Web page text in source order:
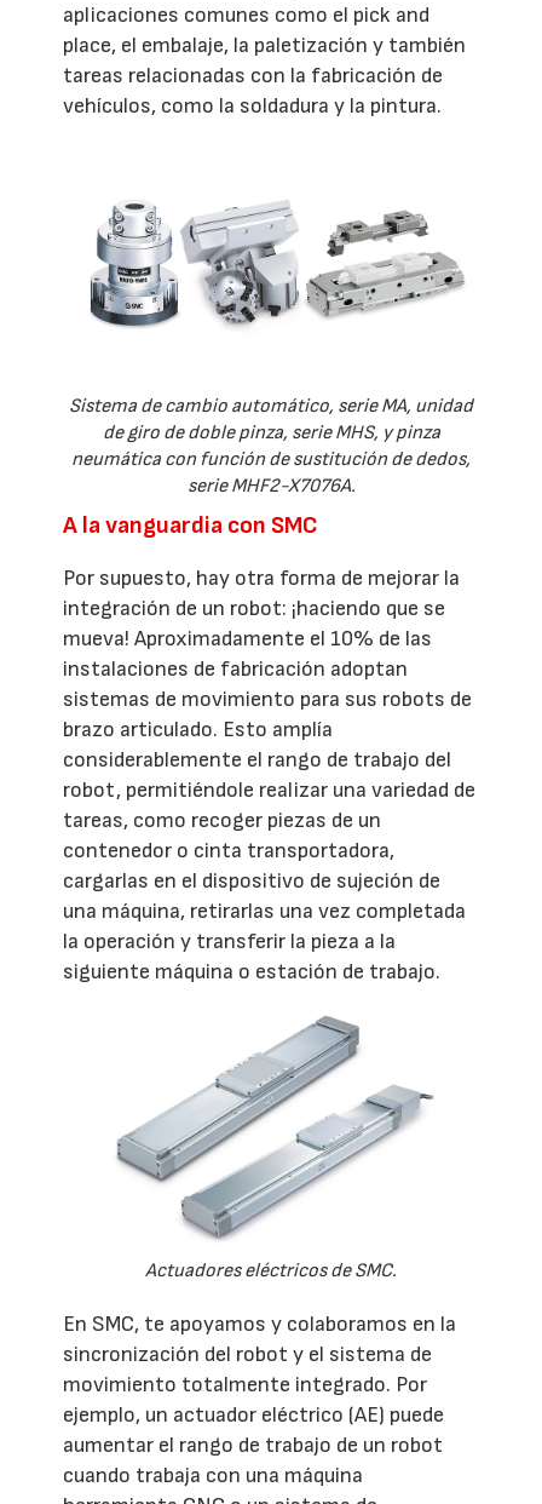
aplicaciones comunes como el pick and
place, el embalaje, la paletización y también
tareas relacionadas con la fabricación de
vehículos, como la soldadura y la pintura.
Sistema de cambio automático, serie MA, unidad
de giro de doble pinza, serie MHS, y pinza
neumática con función de sustitución de dedos,
serie MHF2-X7076A.
A la vanguardia con SMC
Por supuesto, hay otra forma de mejorar la
integración de un robot: ¡haciendo que se
mueva! Aproximadamente el 10% de las
instalaciones de fabricación adoptan
sistemas de movimiento para sus robots de
brazo articulado. Esto amplía
considerablemente el rango de trabajo del
robot, permitiéndole realizar una variedad de
tareas, como recoger piezas de un
contenedor o cinta transportadora,
cargarlas en el dispositivo de sujeción de
una máquina, retirarlas una vez completada
la operación y transferir la pieza a la
siguiente máquina o estación de trabajo.
Actuadores eléctricos de SMC.
En SMC, te apoyamos y colaboramos en la
sincronización del robot y el sistema de
movimiento totalmente integrado. Por
ejemplo, un actuador eléctrico (AE) puede
aumentar el rango de trabajo de un robot
cuando trabaja con una máquina